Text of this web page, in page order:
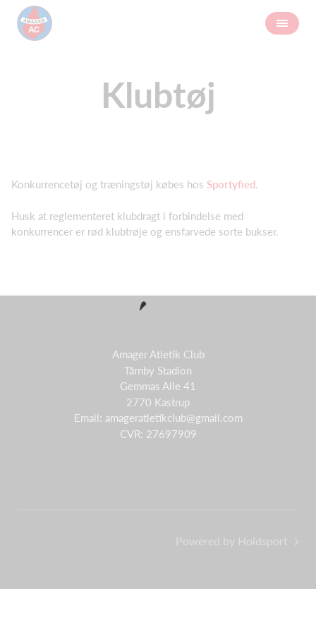
Klubtøj
Konkurrencetøj og træningstøj købes hos Sportyfied.
Husk at reglementeret klubdragt i forbindelse med
konkurrencer er rød klubtrøje og ensfarvede sorte bukser.
Amager Atletik Club
Tårnby Stadion
Gemmas Alle 41
2770 Kastrup
Email: amageratletikclub@gmail.com
CVR: 27697909
Powered by Holdsport